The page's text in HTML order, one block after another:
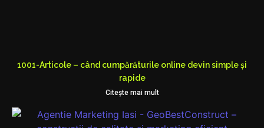
1001-Articole – când cumpărăturile online devin simple și
rapide
Citeşte mai mult